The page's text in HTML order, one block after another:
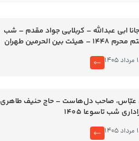
جانا ابی عبدالله – کربلایی جواد مقدم – شب
– هیئت بین الحرمین طهران
عبّاس، صاحب دل‌هاست – حاج حنیف طاهری
شب تاسوعا 1405